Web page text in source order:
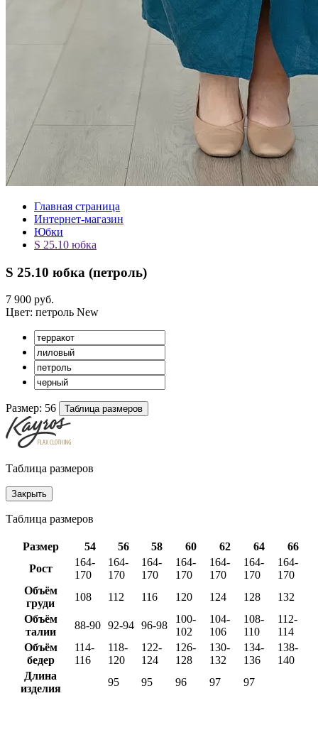
Главная страница
Интернет-магазин
Юбки
S 25.10 юбка
S 25.10 юбка (петроль)
7 900 руб.
Цвет: петроль New
Размер: 56 Таблица размеров
Таблица размеров
Закрыть
Таблица размеров
Размер 54 56 58 60 62 64
66
Рост
164-
170
164-
170
164-
170
164-
170
164-
170
164-
170
164-
170
Объём
груди
108 112 116 120 124 128
132
Объём
талии
88-90 92-94 96-98
100-
102
104-
106
108-
110
112-
114
Объём
бедер
114-
116
118-
120
122-
124
126-
128
130-
132
134-
136
138-
140
Длина
изделия
95 95 96 97 97